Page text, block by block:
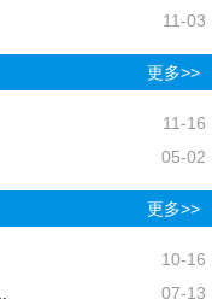
11-03
更多>>
11-16
05-02
更多>>
10-16
07-13